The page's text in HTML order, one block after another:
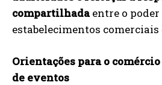
compartilhadaentre o poder
estabelecimentos comerciais
Orientações para o
de eventos